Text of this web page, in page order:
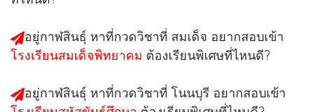
อยู่กาฬสินธุ์ หาที่กวดวิชาที่ สมเด็จ อยากสอบเข้า
โรงเรียนสมเด็จพิทยาคม ต้องเรียนพิเศษที่ไหนดี?
อยู่กาฬสินธุ์ หาที่กวดวิชาที่ โนนบุรี อยากสอบเข้า